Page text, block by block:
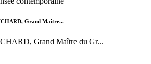
Grand Maître...
Grand Maître du Gr...